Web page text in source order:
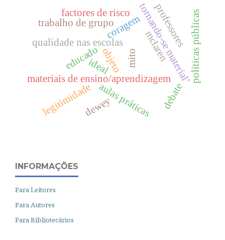
qualidade nas escolas
educado
materiais de ensino/aprendizagem
tornando-se material’
objeto
legitimidade
políticas públicas
ideal mito
professores
mclaren
coragem
aulas práticas
trabalho de grupo
debate
dewey
factores de risco
INFORMAÇÕES
Para Leitores
Para Autores
Para Bibliotecários